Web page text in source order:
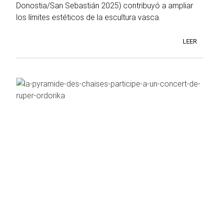
Donostia/San Sebastián 2025) contribuyó a ampliar
los límites estéticos de la escultura vasca.
LEER